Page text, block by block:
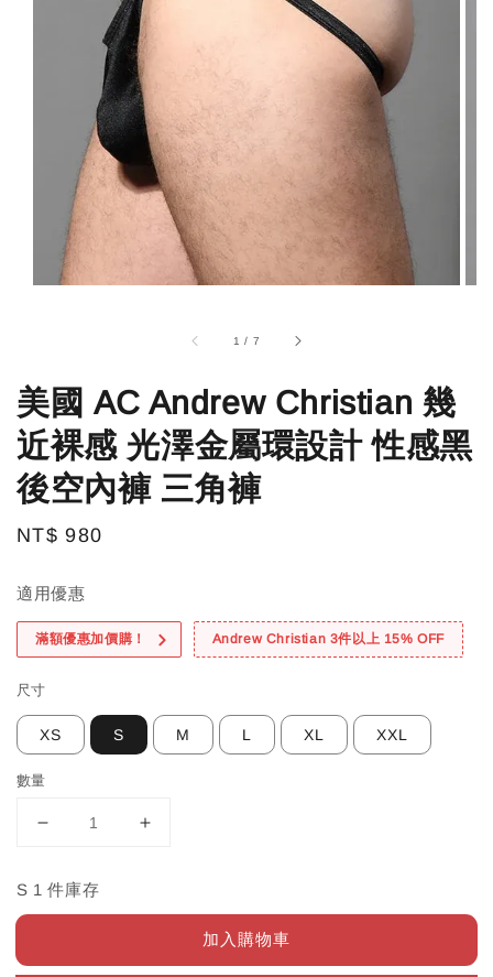
1 / 7
美國 AC Andrew Christian 幾
近裸感 光澤金屬環設計 性感黑
後空內褲 三角褲
Regular
NT$ 980
適用優惠
滿額優惠加價購！ Andrew Christian 3件以上 15% OFF
尺寸
XS S M L XL XXL
數量
S 1 件庫存
加入購物車